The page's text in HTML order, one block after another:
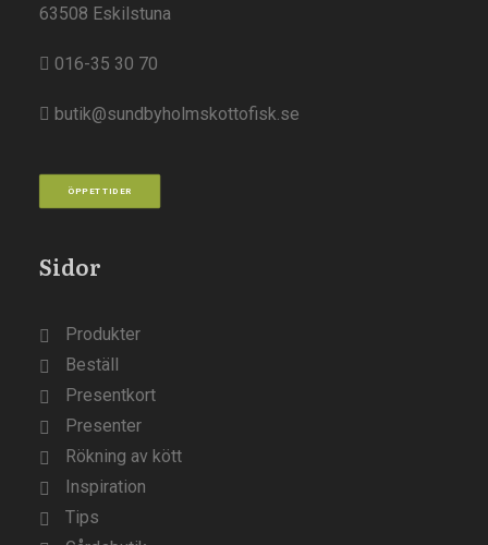
63508 Eskilstuna
016-35 30 70
butik@sundbyholmskottofisk.se
ÖPPETTIDER
Sidor
Produkter
Beställ
Presentkort
Presenter
Rökning av kött
Inspiration
Tips